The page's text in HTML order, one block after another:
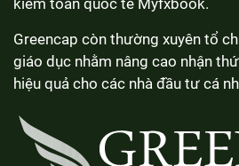
Greencap còn thường xuyên tổ
giáo dục nhằm nâng cao nhận
hiệu quả cho các nhà đầu tư cá